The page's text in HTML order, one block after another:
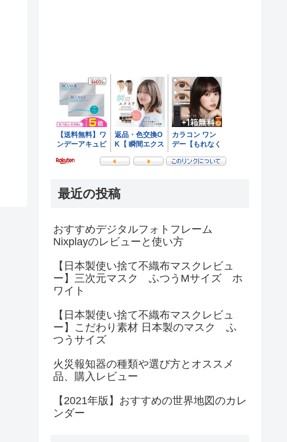
最近の投稿
おすすめデジタルフォトフレーム
Nixplayのレビューと使い方
【日本製使い捨て不織布マスクレビュ
ー】三次元マスク ふつうMサイズ ホ
ワイト
【日本製使い捨て不織布マスクレビュ
ー】こだわり素材 日本製のマスク ふ
つうサイズ
火災報知器の種類や選び方とオススメ
品、購入レビュー
【2021年版】おすすめの世界地図のカレ
ンダー